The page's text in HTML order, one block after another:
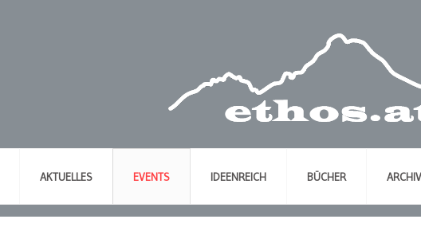
AKTUELLES EVENTS IDEENREICH BÜCHER ARCHIV